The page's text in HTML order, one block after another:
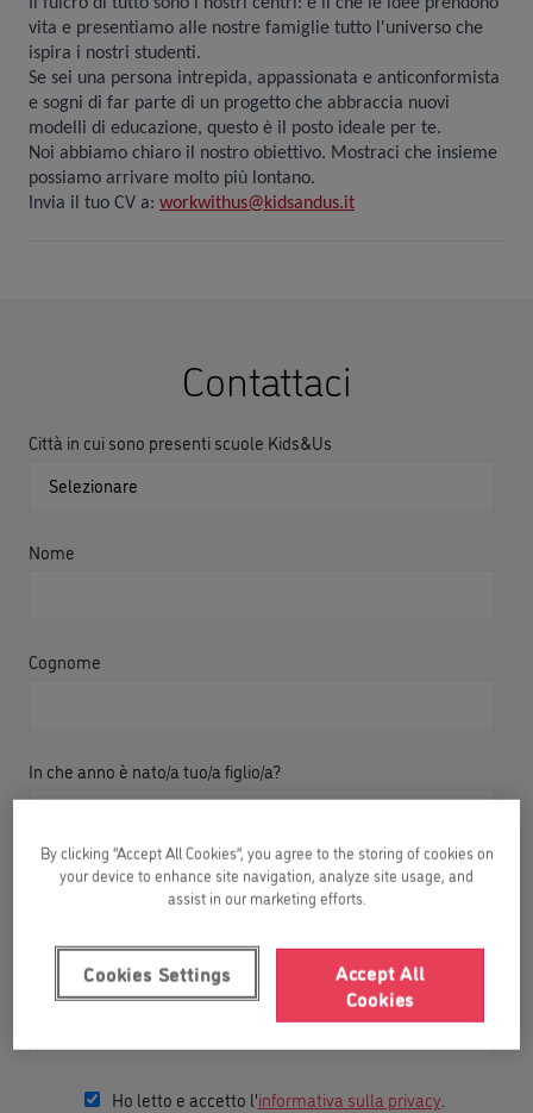
vita e presentiamo alle nostre famiglie tutto l'universo che
ispira i nostri studenti.
Se sei una persona intrepida, appassionata e anticonformista
e sogni di far parte di un progetto che abbraccia nuovi
modelli di educazione, questo è il posto ideale per te.
Noi abbiamo chiaro il nostro obiettivo. Mostraci che insieme
possiamo arrivare molto più lontano.
Invia il tuo CV a: workwithus@kidsandus.it
Contattaci
Città in cui sono presenti scuole Kids&Us
Nome
Cognome
In che anno è nato/a tuo/a figlio/a?
Indirizzo e-mail
Numero di telefono
Ho letto e accetto l'informativa sulla privacy.
By clicking “Accept All Cookies”, you agree to the storing of cookies on
your device to enhance site navigation, analyze site usage, and
assist in our marketing efforts.
Accept All
Cookies
Cookies Settings